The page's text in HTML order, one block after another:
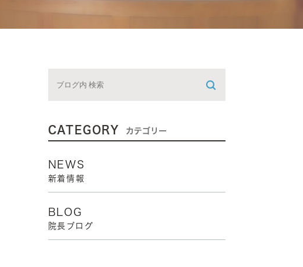
CATEGORY カテゴリー
NEWS
新着情報
BLOG
院長ブログ